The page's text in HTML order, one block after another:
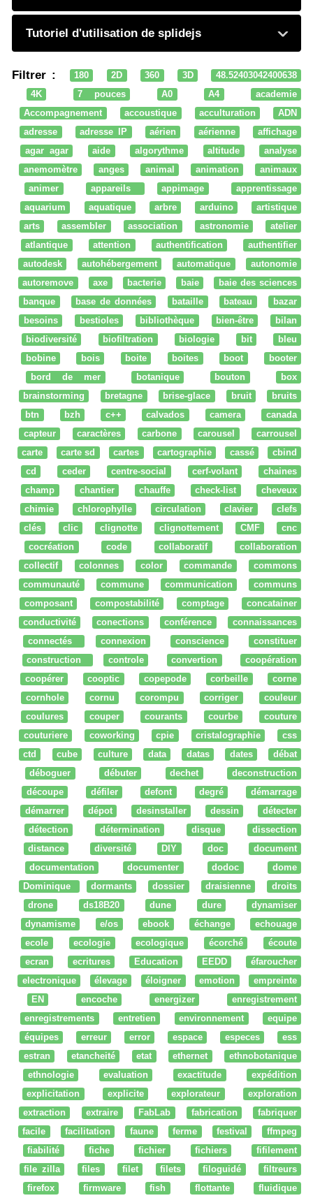
Tutoriel d'utilisation de splidejs
Filtrer : 180 2D 360 3D
48.52403042400638
4K
7 pouces A0 A4
academie
Accompagnement
accoustique acculturation
ADN
adresse
adresse IP aérien aérienne
affichage
agar agar
aide algorythme altitude
analyse
anemomètre
anges animal animation
animaux
animer
appareils appimage
apprentissage
aquarium
aquatique arbre arduino
artistique
arts
assembler association astronomie
atelier
atlantique
attention authentification
authentifier
autodesk
autohébergement automatique
autonomie
autoremove
axe bacterie baie
baie des sciences
banque
base de données bataille bateau
bazar
besoins
bestioles bibliothèque bien-être
bilan
biodiversité
biofiltration biologie bit
bleu
bobine
bois boite boites boot
booter
bord de mer
botanique bouton
box
brainstorming
bretagne brise-glace bruit
bruits
btn
bzh c++ calvados camera
canada
capteur
caractères carbone carousel
carrousel
carte
carte sd cartes cartographie cassé
cbind
cd
ceder centre-social cerf-volant
chaines
champ
chantier chauffe check-list
cheveux
chimie
chlorophylle circulation clavier
clefs
clés
clic clignotte clignottement CMF
cnc
cocréation
code collaboratif
collaboration
collectif
colonnes color commande
commons
communauté
commune communication
communs
composant
compostabilité comptage
concatainer
conductivité
conections conférence
connaissances
connectés
connexion conscience
constituer
construction
controle convertion
coopération
coopérer
cooptic copepode corbeille
corne
cornhole
cornu corompu corriger
couleur
coulures
couper courants courbe
couture
couturiere
coworking cpie cristalographie
css
ctd
cube culture data datas dates
débat
déboguer
débuter dechet
deconstruction
découpe
défiler defont degré
démarrage
démarrer
dépot desinstaller dessin
détecter
détection
détermination disque
dissection
distance
diversité DIY doc
document
documentation
documenter dodoc
dome
Dominique
dormants dossier draisienne
droits
drone
ds18B20 dune dure
dynamiser
dynamisme
e/os ebook échange
echouage
ecole
ecologie ecologique écorché
écoute
ecran
ecritures Education EEDD
éfaroucher
electronique
élevage éloigner emotion
empreinte
EN
encoche energizer
enregistrement
enregistrements
entretien environnement
equipe
équipes
erreur error espace especes
ess
estran
etancheité etat ethernet
ethnobotanique
ethnologie
evaluation exactitude
expédition
explicitation
explicite explorateur
exploration
extraction
extraire FabLab fabrication
fabriquer
facile
facilitation faune ferme festival
ffmpeg
fiabilité
fiche fichier fichiers
fifilement
file zilla
files filet filets filoguidé
filtreurs
firefox
firmware fish flottante fluidique